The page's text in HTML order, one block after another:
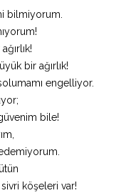
bilmiyorum.
bir ağırlık!
engelliyor.
bile!
köşeleri var!